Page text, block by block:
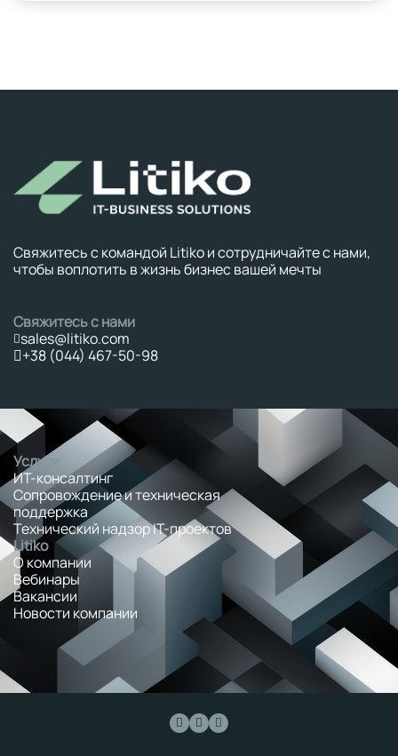
Свяжитесь с командой Litiko и сотрудничайте с нами,
чтобы воплотить в жизнь бизнес вашей мечты
Свяжитесь с нами
sales@litiko.com
+38 (044) 467-50-98
Услуги
ИТ-консалтинг
Сопровождение и техническая
поддержка
Технический надзор IT-проектов
Litiko
О компании
Вебинары
Вакансии
Новости компании